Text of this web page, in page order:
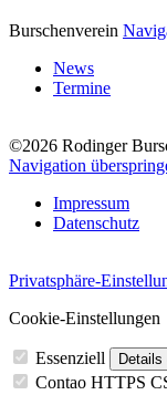
Burschenverein
News
Termine
©2026 Rodinger
Navigation
Impressum
Datenschutz
Privatsphäre-
Cookie-Einstellungen
Essenziell Details
Contao HTTPS